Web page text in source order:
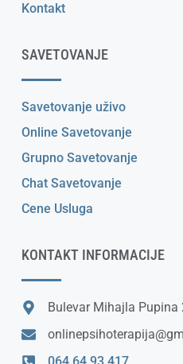
Kontakt
SAVETOVANJE
Savetovanje uživo
Online Savetovanje
Grupno Savetovanje
Chat Savetovanje
Cene Usluga
KONTAKT INFORMACIJE
Bulevar Mihajla Pupina